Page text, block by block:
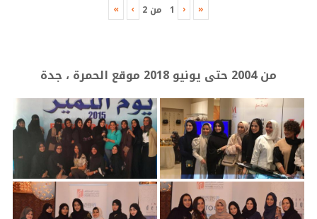
«
‹
1 من 2
›
»
من 2004 حتى يونيو 2018 موقع الحمرة ، جدة